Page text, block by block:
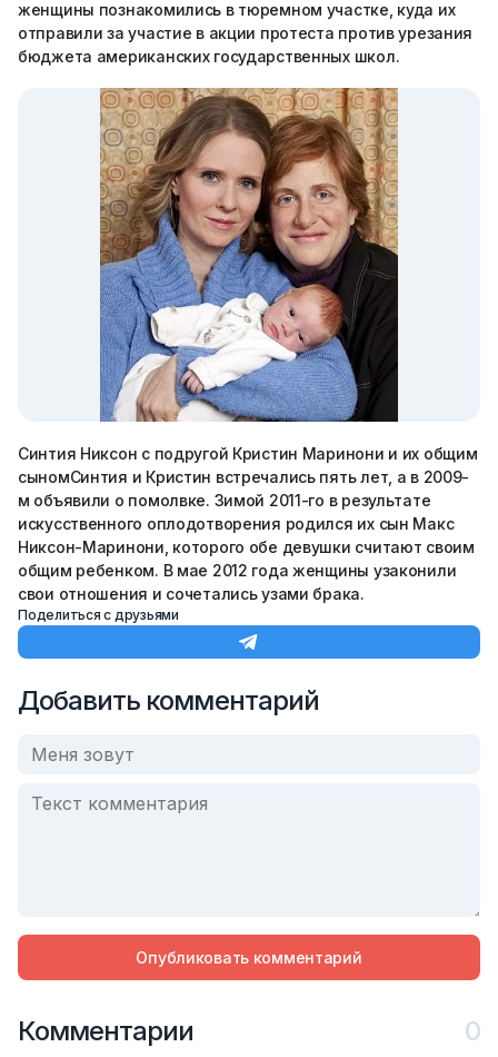
женщины познакомились в тюремном участке, куда их
отправили за участие в акции протеста против урезания
бюджета американских государственных школ.
Синтия Никсон с подругой Кристин Маринони и их общим
сыномСинтия и Кристин встречались пять лет, а в 2009-
м объявили о помолвке. Зимой 2011-го в результате
искусственного оплодотворения родился их сын Макс
Никсон-Маринони, которого обе девушки считают своим
общим ребенком. В мае 2012 года женщины узаконили
свои отношения и сочетались узами брака.
Поделиться с друзьями
Добавить комментарий
Опубликовать комментарий
Комментарии 0